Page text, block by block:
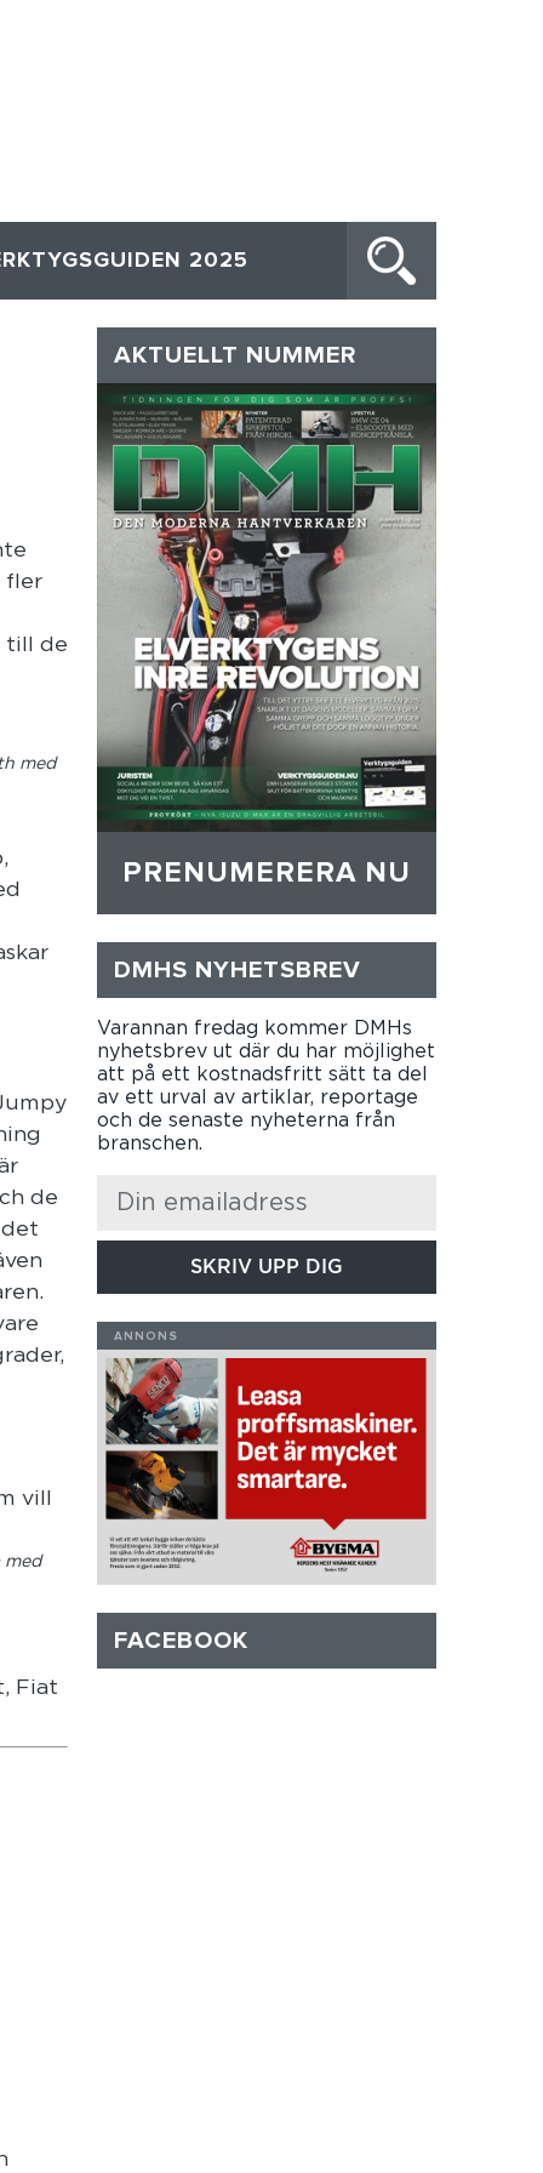
2025
fler
till de
med
de
med
Fiat
AKTUELLT NUMMER
PRENUMERERA NU
DMHS NYHETSBREV
Varannan fredag kommer DMHs
nyhetsbrev ut där du har möjlighet
att på ett kostnadsfritt sätt ta del
av ett urval av artiklar, reportage
och de senaste nyheterna från
branschen.
SKRIV UPP DIG
FACEBOOK